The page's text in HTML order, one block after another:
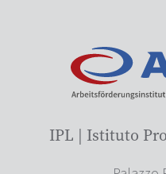
IPL | Istituto